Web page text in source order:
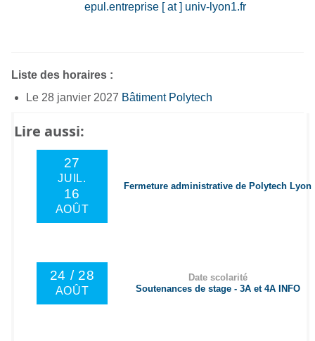
epul.entreprise [ at ] univ-lyon1.fr
Liste des horaires :
Le 28 janvier 2027 Bâtiment Polytech
Lire aussi:
27
JUIL.
16
AOÛT
Fermeture administrative de Polytech Lyon
24 / 28
AOÛT
Date scolarité
Soutenances de stage - 3A et 4A INFO